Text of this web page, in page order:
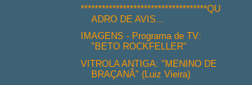
************************************QU
ADRO DE AVIS...
IMAGENS - Programa de TV:
"BETO ROCKFELLER"
VITROLA ANTIGA: "MENINO DE
BRAÇANÃ" (Luiz Vieira)